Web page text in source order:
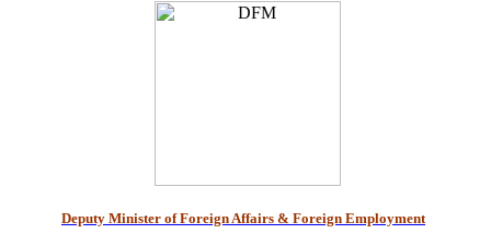
Deputy Minister of Foreign Affairs & Foreign Employment